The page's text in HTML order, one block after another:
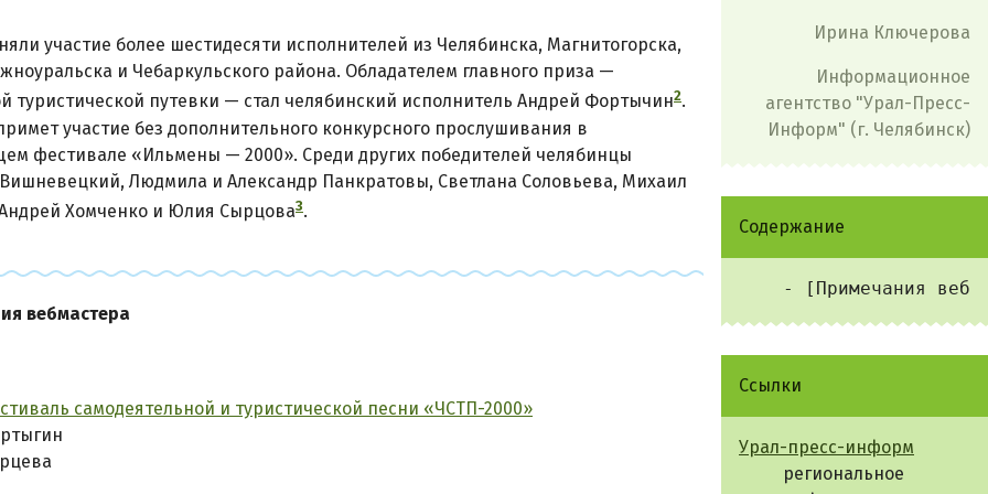
Ирина Ключерова
Информационное
агентство "Урал-Пресс-
Информ" (г. Челябинск)
Содержание
Ссылки
Урал-пресс-информ
региональное
участие более шестидесяти исполнителей из Челябинска, Магнитогорска,
и Чебаркульского района. Обладателем главного приза —
туристической путевки — стал челябинский исполнитель Андрей Фортычин2.
участие без дополнительного конкурсного прослушивания в
фестивале «Ильмены — 2000». Среди других победителей челябинцы
Людмила и Александр Панкратовы, Светлана Соловьева, Михаил
Хомченко и Юлия Сырцова3.
вебмастера
самодеятельной и туристической песни «ЧСТП-2000»